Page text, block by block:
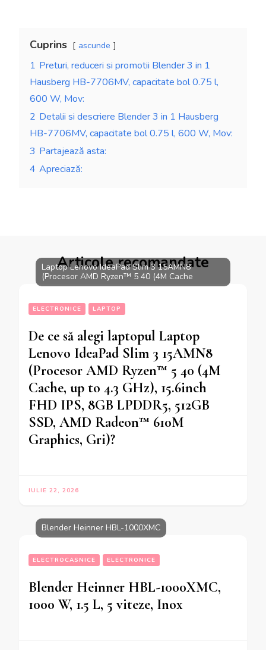
Cuprins ascunde
1 Preturi, reduceri si promotii Blender 3 in 1
Hausberg HB-7706MV, capacitate bol 0.75 l,
600 W, Mov:
2 Detalii si descriere Blender 3 in 1 Hausberg
HB-7706MV, capacitate bol 0.75 l, 600 W, Mov:
3 Partajează asta:
4 Apreciază:
Articole recomandate
Laptop Lenovo IdeaPad Slim 3 15AMN8
(Procesor AMD Ryzen™ 5 40 (4M Cache
ELECTRONICE LAPTOP
De ce să alegi laptopul Laptop
Lenovo IdeaPad Slim 3 15AMN8
(Procesor AMD Ryzen™ 5 40 (4M
Cache, up to 4.3 GHz), 15.6inch
FHD IPS, 8GB LPDDR5, 512GB
SSD, AMD Radeon™ 610M
Graphics, Gri)?
IULIE 22, 2026
Blender Heinner HBL-1000XMC
ELECTROCASNICE ELECTRONICE
Blender Heinner HBL-1000XMC,
1000 W, 1.5 L, 5 viteze, Inox